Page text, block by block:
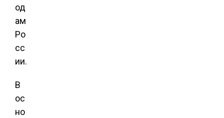
од
ам
Ро
сс
ии.
В
ос
но